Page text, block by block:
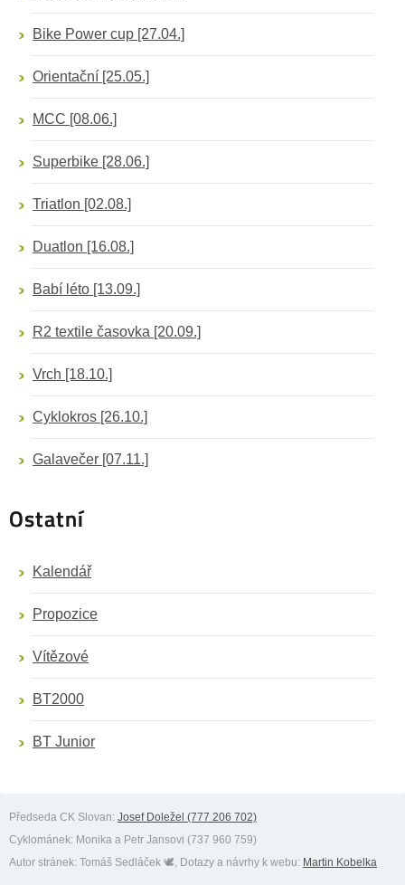
Bike Power cup [27.04.]
Orientační [25.05.]
MCC [08.06.]
Superbike [28.06.]
Triatlon [02.08.]
Duatlon [16.08.]
Babí léto [13.09.]
R2 textile časovka [20.09.]
Vrch [18.10.]
Cyklokros [26.10.]
Galavečer [07.11.]
Ostatní
Kalendář
Propozice
Vítězové
BT2000
BT Junior
Předseda CK Slovan: Josef Doležel (777 206 702)
Cyklománek: Monika a Petr Jansovi (737 960 759)
Autor stránek: Tomáš Sedláček 🕊️, Dotazy a návrhy k webu: Martin Kobelka